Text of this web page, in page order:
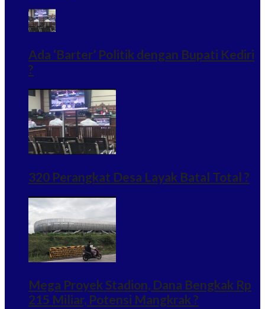
Ada ‘Barter’ Politik dengan Bupati Kediri
?
320 Perangkat Desa Layak Batal Total ?
Mega Proyek Stadion, Dana Bengkak Rp
215 Miliar, Potensi Mangkrak ?